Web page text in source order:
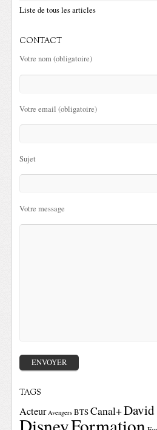
Liste de tous les articles
CONTACT
Votre nom (obligatoire)
Votre email (obligatoire)
Sujet
Votre message
TAGS
Acteur Avengers BTSCanal+